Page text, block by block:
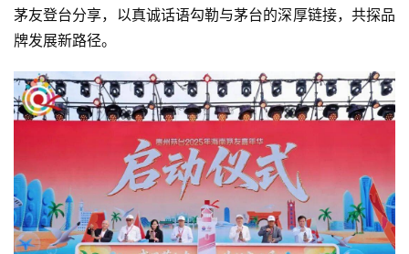
茅友登台分享，以真诚话语勾勒与茅台的深厚链接，共探品
牌发展新路径。